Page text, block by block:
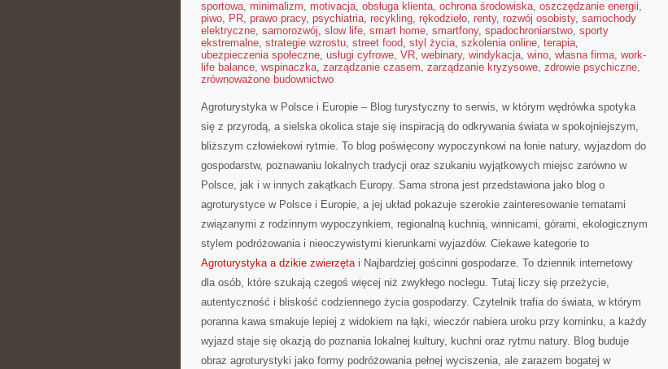
sportowa, minimalizm, motivacja, obsługa klienta, ochrona środowiska, oszczędzanie energii,
piwo, PR, prawo pracy, psychiatria, recykling, rękodzieło, renty, rozwój osobisty, samochody
elektryczne, samorozwój, slow life, smart home, smartfony, spadochroniarstwo, sporty
ekstremalne, strategie wzrostu, street food, styl życia, szkolenia online, terapia,
ubezpieczenia społeczne, usługi cyfrowe, VR, webinary, windykacja, wino, własna firma, work-
life balance, wspinaczka, zarządzanie czasem, zarządzanie kryzysowe, zdrowie psychiczne,
zrównoważone budownictwo
Agroturystyka w Polsce i Europie – Blog turystyczny to serwis, w którym wędrówka spotyka
się z przyrodą, a sielska okolica staje się inspiracją do odkrywania świata w spokojniejszym,
bliższym człowiekowi rytmie. To blog poświęcony wypoczynkowi na łonie natury, wyjazdom do
gospodarstw, poznawaniu lokalnych tradycji oraz szukaniu wyjątkowych miejsc zarówno w
Polsce, jak i w innych zakątkach Europy. Sama strona jest przedstawiona jako blog o
agroturystyce w Polsce i Europie, a jej układ pokazuje szerokie zainteresowanie tematami
związanymi z rodzinnym wypoczynkiem, regionalną kuchnią, winnicami, górami, ekologicznym
stylem podróżowania i nieoczywistymi kierunkami wyjazdów. Ciekawe kategorie to
Agroturystyka a dzikie zwierzętai Najbardziej gościnni gospodarze. To dziennik internetowy
dla osób, które szukają czegoś więcej niż zwykłego noclegu. Tutaj liczy się przeżycie,
autentyczność i bliskość codziennego życia gospodarzy. Czytelnik trafia do świata, w którym
poranna kawa smakuje lepiej z widokiem na łąki, wieczór nabiera uroku przy kominku, a każdy
wyjazd staje się okazją do poznania lokalnej kultury, kuchni oraz rytmu natury. Blog buduje
obraz agroturystyki jako formy podróżowania pełnej wyciszenia, ale zarazem bogatej w